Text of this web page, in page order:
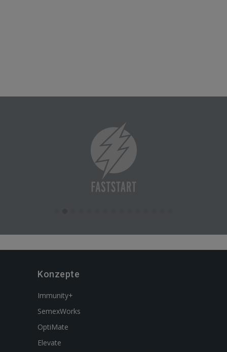
Konzepte
Immunity+
SemexWorks
OptiMate
Elevate